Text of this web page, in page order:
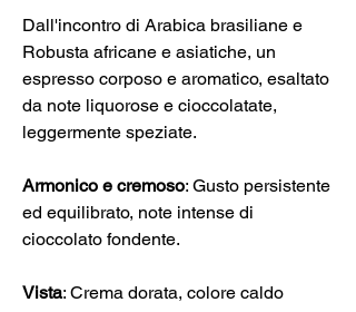
Dall'incontro di Arabica brasiliane e
Robusta africane e asiatiche, un
espresso corposo e aromatico, esaltato
da note liquorose e cioccolatate,
leggermente speziate.
Armonico e cremoso: Gusto persistente
ed equilibrato, note intense di
cioccolato fondente.
Vista: Crema dorata, colore caldo